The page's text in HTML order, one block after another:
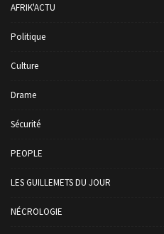
AFRIK'ACTU
Politique
Culture
Drame
Sécurité
PEOPLE
LES GUILLEMETS DU JOUR
NÉCROLOGIE